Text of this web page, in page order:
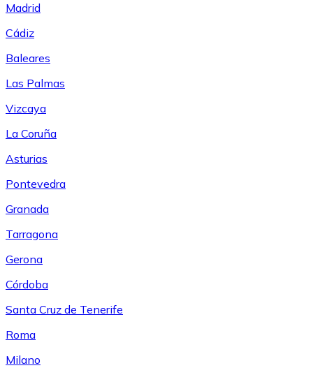
Madrid
Cádiz
Baleares
Las Palmas
Vizcaya
La Coruña
Asturias
Pontevedra
Granada
Tarragona
Gerona
Córdoba
Santa Cruz de Tenerife
Roma
Milano